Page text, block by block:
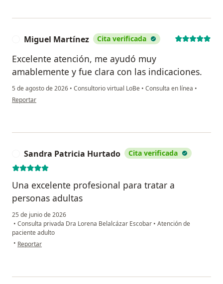
Miguel Martínez Cita verificada
Excelente atención, me ayudó muy
amablemente y fue clara con las indicaciones.
5 de agosto de 2026 • Consultorio virtual LoBe • Consulta en línea •
en opinión del usuario Miguel Martínez
Reportar
Sandra Patricia Hurtado Cita verificada
Una excelente profesional para tratar a
personas adultas
25 de junio de 2026
• Consulta privada Dra Lorena Belalcázar Escobar • Atención de
paciente adulto
• en opinión del usuario Sandra Patricia Hurtado
Reportar